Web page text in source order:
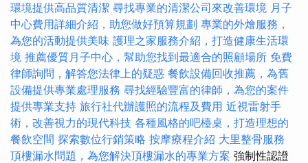
環境提供高品質清潔 尋找專業的清潔公司來改善環境 月子
中心費用詳細介紹，助您做好預算規劃 專業的外燴服務，
為您的活動提供美味 護理之家服務介紹，打造健康生活環
境 推薦優質月子中心，幫助您找到最適合的照顧場所 免費
律師詢問，解答您法律上的疑惑 餐飲設備回收推薦，為舊
設備提供專業處理服務 尋找經驗豐富的律師，為您的案件
提供專業支持 旅行社代辦護照的流程及費用 近視雷射手
術，改善視力的現代科技 各種風格的吧檯桌，打造理想的
餐飲空間 探索數位行銷策略 按摩療程介紹 大里整骨服務
頂樓漏水問題，為您解決頂樓漏水的專業方案 強制性認證